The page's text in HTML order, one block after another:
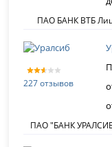
ПАО БАНК ВТБ
227 отзывов
ПАО "БАНК